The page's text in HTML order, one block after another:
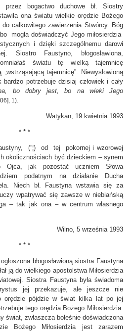
przez bogactwo duchowe bł. Siostry
ona światu wielkie orędzie Bożego
całkowitego zawierzenia Stwórcy. Bóg
mogła doświadczyć Jego miłosierdzia
i dzięki szczególnemu darowi
Siostro Faustyno, błogosławiona,
światu tę wielką tajemnicę
tajemnicę”. Niewysłowioną
potrzebuje dzisiaj człowiek i cały
bo dobry jest, bo na wieki Jego
1).
Watykan, 19 kwietnia 1993
* * *
(”¦) od tej pokornej i wzorowej
okolicznościach być dzieckiem – synem
jak pozostać uczniem Słowa
podatnym na działanie Ducha
Niech bł. Faustyna wstawia się za
wpatrywać się zawsze w niebiańską
– tak jak ona – w centrum własnego
Wilno, 5 września 1993
* * *
błogosławioną siostra Faustyna
ją do wielkiego apostolstwa Miłosierdzia
Siostra Faustyna była świadoma
jej przekazuje, ale jeszcze nie
orędzie pójdzie w świat kilka lat po jej
tego orędzia Bożego Miłosierdzia.
świat, zwłaszcza boleśnie doświadczona
Bożego Miłosierdzia jest zarazem